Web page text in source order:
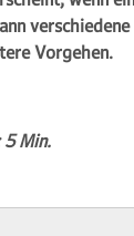
Vorgehen.
Min.